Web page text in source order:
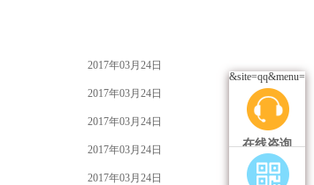
在线咨询
2017年03月24日
2017年03月24日
2017年03月24日
2017年03月24日
2017年03月24日